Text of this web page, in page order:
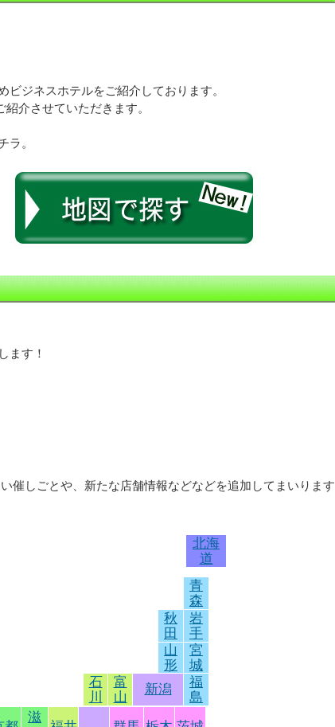
ジネスホテルをご紹介しております。
介させていただきます。
ラ。
ます！
催しごとや、新たな店舗情報などなどを追加してまいります
北海
道
青
森
秋
田
岩
手
山
形
宮
城
石
川
富
山
新潟
福
島
滋